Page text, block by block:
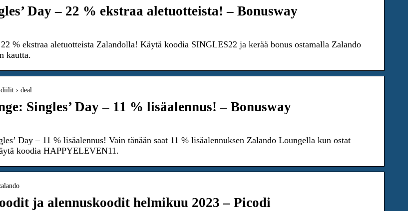
Day – 22 % ekstraa aletuotteista! – Bonusway
% ekstraa aletuotteista Zalandolla! Käytä koodia SINGLES22 ja kerää bonus ostamalla Zalando
kautta.
› deal
Singles’ Day – 11 % lisäalennus! – Bonusway
Day – 11 % lisäalennus! Vain tänään saat 11 % lisäalennuksen Zalando Loungella kun ostat
koodia HAPPYELEVEN11.
ja alennuskoodit helmikuu 2023 – Picodi